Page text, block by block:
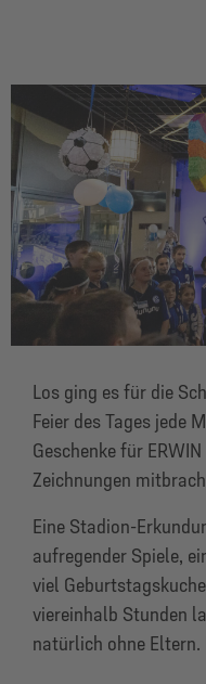
Los ging es für die
Feier des Tages jede
Geschenke für
Zeichnungen
Eine Stadion-
aufregender Spiele,
viel
viereinhalb Stunden
natürlich ohne Eltern.